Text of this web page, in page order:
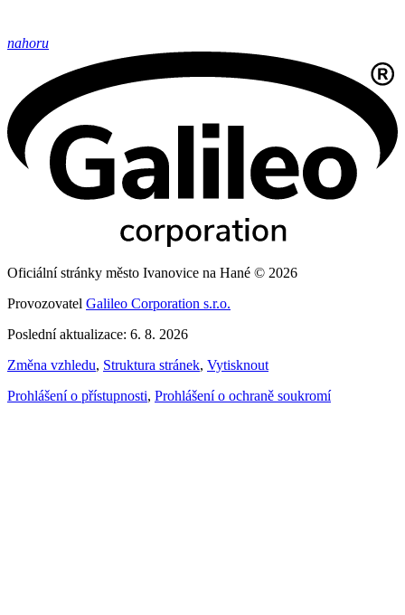
nahoru
Oficiální stránky město Ivanovice na Hané © 2026
Provozovatel Galileo Corporation s.r.o.
Poslední aktualizace: 6. 8. 2026
Změna vzhledu, Struktura stránek, Vytisknout
Prohlášení o přístupnosti, Prohlášení o ochraně soukromí